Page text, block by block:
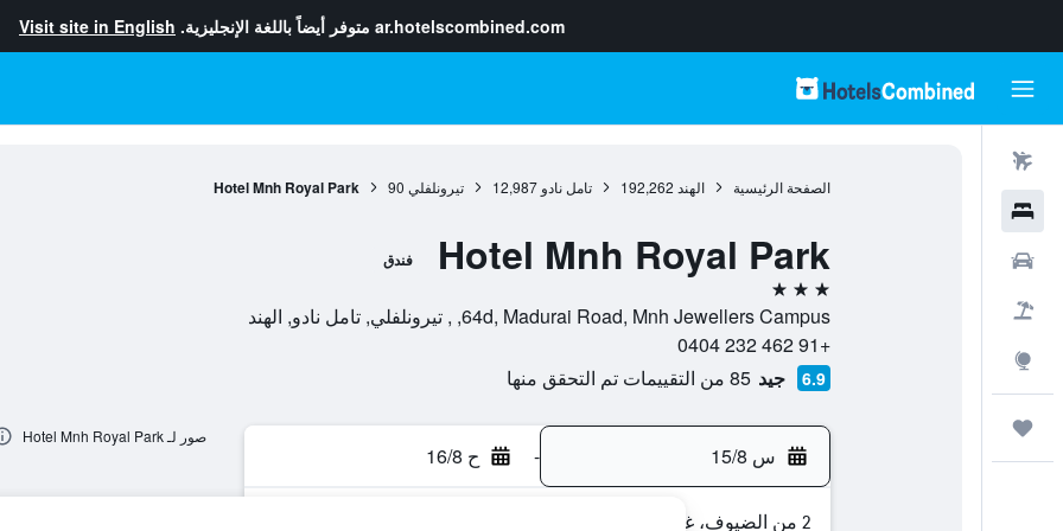
ar.hotelscombined.com متوفر أيضاً باللغة الإنجليزية. Visit site in English
الصفحة الرئيسية الهند 192,262 تامل نادو 12,987 تيرونلفلي 90
Hotel Mnh Royal Park
Hotel Mnh Royal Park فندق
3 نجوم
64d, Madurai Road, Mnh Jewellers Campus, , تيرونلفلي, تامل نادو, الهند
+91 462 232 0404
6.9 جيد 85 من التقييمات تم التحقق منها
س 15/8 - ح 16/8
2 من الضيوف، غرفة واحدة
صور لـ Hotel Mnh Royal Park